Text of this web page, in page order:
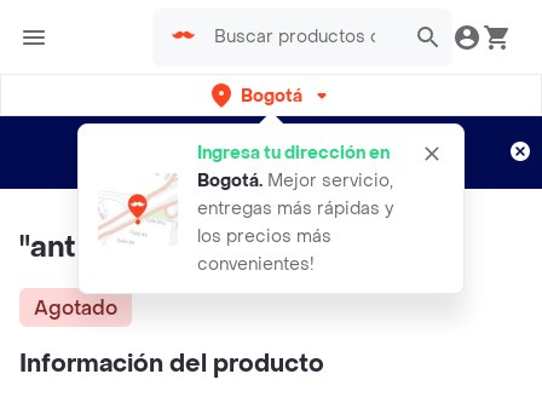
Bogotá
Ingresa tu dirección en
Bogotá. Mejor servicio,
entregas más rápidas y
los precios más
convenientes!
envíos gratis por semanas
Aplican TyC
"anticorrosivo Rojo 1/1 Gal "
Agotado
Información del producto